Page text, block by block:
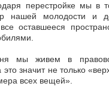
перестройке мы в
молодости и
оставшееся
мы живем в
это значит не только
всех вещей».